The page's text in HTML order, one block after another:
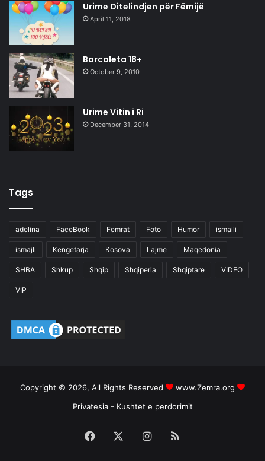
Urime Ditelindjen për Fëmijë
April 11, 2018
Barcoleta 18+
October 9, 2010
Urime Vitin i Ri
December 31, 2014
Tags
adelina FaceBook Femrat Foto Humor ismaili
ismajli Kengetarja Kosova Lajme Maqedonia
SHBA Shkup Shqip Shqiperia Shqiptare VIDEO
VIP
Copyright © 2026, All Rights Reserved
www.Zemra.org
Privatesia- Kushtet e perdorimit
Facebook Instagram